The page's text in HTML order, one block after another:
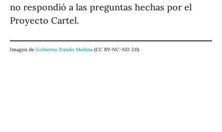
no respondió a las preguntas hechas por el
Proyecto Cartel.
Imagen deGobierno Danilo Medina (CC BY-NC-ND 2.0)